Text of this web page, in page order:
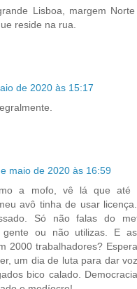
Lisboa, margem
reside na rua.
de 2020 às 15:17
maio de 2020 às 16:59
a mofo, vê lá que até
avô tinha de usar
Só não falas do
gente ou não utilizas. E
2000 trabalhadores?
um dia de luta para dar
bico calado.